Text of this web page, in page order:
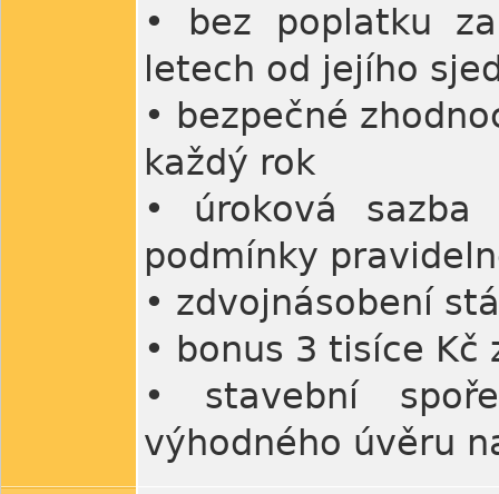
• bez poplatku
letech od jejího
• bezpečné
každý rok
• úroková
podmínky
• zdvojnásobení
• bonus 3 tisíce
• stavební
výhodného úvěru